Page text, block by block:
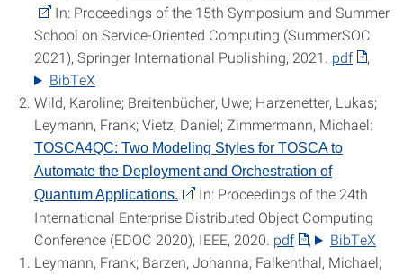
In: Proceedings of the 15th Symposium and Summer
School on Service-Oriented Computing (SummerSOC
2021), Springer International Publishing, 2021. pdf
, ‌
BibTeX
Wild, Karoline; Breitenbücher, Uwe; Harzenetter, Lukas;
Leymann, Frank; Vietz, Daniel; Zimmermann, Michael:
TOSCA4QC: Two Modeling Styles for TOSCA to
Automate the Deployment and Orchestration of
Quantum Applications.
In: Proceedings of the 24th
International Enterprise Distributed Object Computing
Conference (EDOC 2020), IEEE, 2020. pdf , ‌
BibTeX
Leymann, Frank; Barzen, Johanna; Falkenthal, Michael;